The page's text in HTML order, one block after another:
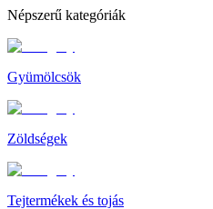
Népszerű kategóriák
Gyümölcsök
Zöldségek
Tejtermékek és tojás